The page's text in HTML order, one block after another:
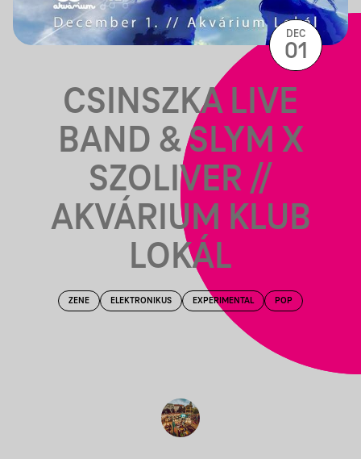
CSINSZKA LIVE
BAND & SLYM X
SZOLIVER //
AKVÁRIUM KLUB
LOKÁL
ZENE ELEKTRONIKUS EXPERIMENTAL POP
DEC
01